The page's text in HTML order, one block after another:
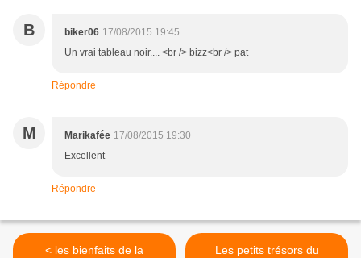
B biker06 17/08/2015 19:45
Un vrai tableau noir.... <br /> bizz<br /> pat
Répondre
M Marikafée 17/08/2015 19:30
Excellent
Répondre
< les bienfaits de la
Les petits trésors du